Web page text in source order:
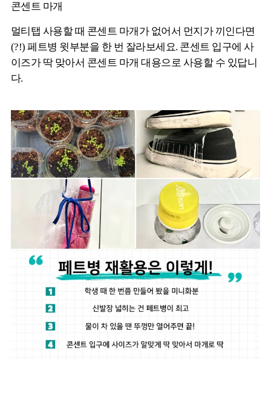
콘센트 마개
멀티탭 사용할 때 콘센트 마개가 없어서 먼지가 끼인다면
(?!) 페트병 윗부분을 한 번 잘라보세요. 콘센트 입구에 사
이즈가 딱 맞아서 콘센트 마개 대용으로 사용할 수 있답니
다.